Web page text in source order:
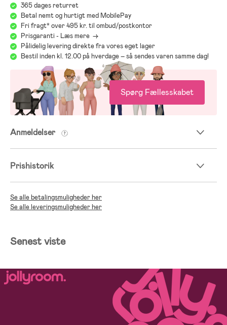
365 dages returret
Betal nemt og hurtigt med MobilePay
Fri fragt* over 495 kr. til ombud/postkontor
Prisgaranti - Læs mere ->
Pålidelig levering direkte fra vores eget lager
Bestil inden kl. 12.00 på hverdage – så sendes varen samme dag!
Spørg Fællesskabet
Anmeldelser
Prishistorik
Se alle betalingsmuligheder her
Se alle leveringsmuligheder her
Senest viste